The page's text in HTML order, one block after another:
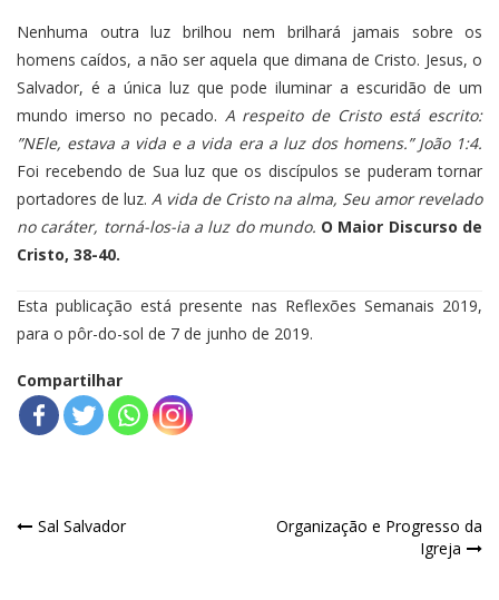
Nenhuma outra luz brilhou nem brilhará jamais sobre os
homens caídos, a não ser aquela que dimana de Cristo. Jesus, o
Salvador, é a única luz que pode iluminar a escuridão de um
mundo imerso no pecado. A respeito de Cristo está escrito:
”NEle, estava a vida e a vida era a luz dos homens.” João 1:4.
Foi recebendo de Sua luz que os discípulos se puderam tornar
portadores de luz. A vida de Cristo na alma, Seu amor revelado
no caráter, torná-los-ia a luz do mundo. O Maior Discurso de
Cristo, 38-40.
Esta publicação está presente nas Reflexões Semanais 2019,
para o pôr-do-sol de 7 de junho de 2019.
Compartilhar
Navegação
Sal Salvador
Organização e Progresso da
Igreja